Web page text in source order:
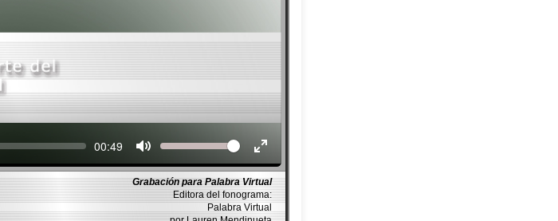
Current
00:49 Volume
Grabación para Palabra Virtual
Editora del fonograma:
Palabra Virtual